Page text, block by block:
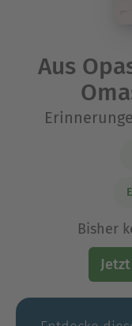
Aus
Bisher